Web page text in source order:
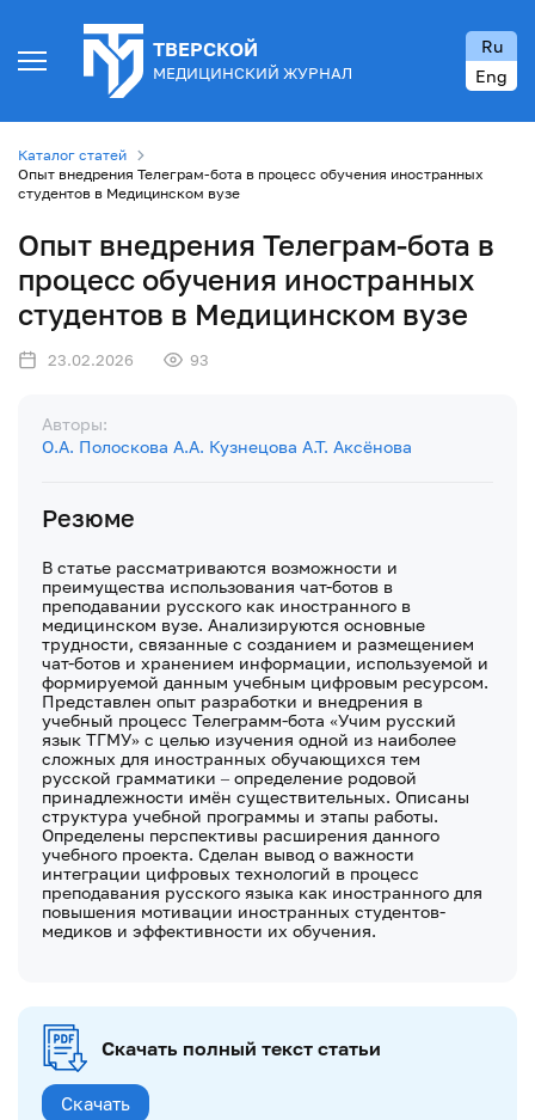
ТВЕРСКОЙ
МЕДИЦИНСКИЙ ЖУРНАЛ
Ru
Eng
Каталог статей
Опыт внедрения Телеграм-бота в процесс обучения иностранных
студентов в Медицинском вузе
Опыт внедрения Телеграм-бота в
процесс обучения иностранных
студентов в Медицинском вузе
23.02.2026 93
Авторы:
О.А. Полоскова А.А. Кузнецова А.Т. Аксёнова
Резюме
В статье рассматриваются возможности и
преимущества использования чат-ботов в
преподавании русского как иностранного в
медицинском вузе. Анализируются основные
трудности, связанные с созданием и размещением
чат-ботов и хранением информации, используемой и
формируемой данным учебным цифровым ресурсом.
Представлен опыт разработки и внедрения в
учебный процесс Телеграмм-бота «Учим русский
язык ТГМУ» с целью изучения одной из наиболее
сложных для иностранных обучающихся тем
русской грамматики – определение родовой
принадлежности имён существительных. Описаны
структура учебной программы и этапы работы.
Определены перспективы расширения данного
учебного проекта. Сделан вывод о важности
интеграции цифровых технологий в процесс
преподавания русского языка как иностранного для
повышения мотивации иностранных студентов-
медиков и эффективности их обучения.
Скачать полный текст статьи
Скачать